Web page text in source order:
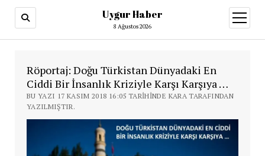
Uygur Haber
8 Ağustos 2026
aç
Röportaj: Doğu Türkistan Dünyadaki En
Ciddi Bir İnsanlık Kriziyle Karşı Karşıya …
BU YAZI 17 KASIM 2018 16:05 TARIHINDE KARA TARAFINDAN
YAZILMIŞTIR.